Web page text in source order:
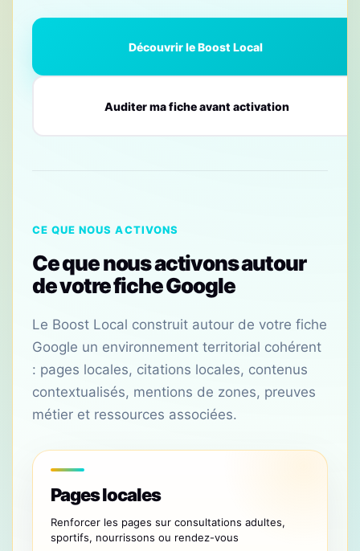
Découvrir le Boost Local
Auditer ma fiche avant activation
CE QUE NOUS ACTIVONS
Ce que nous activons autour
de votre fiche Google
Le Boost Local construit autour de votre fiche
Google un environnement territorial cohérent
: pages locales, citations locales, contenus
contextualisés, mentions de zones, preuves
métier et ressources associées.
Pages locales
Renforcer les pages sur consultations adultes,
sportifs, nourrissons ou rendez-vous